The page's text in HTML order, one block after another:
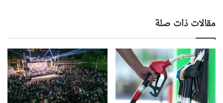
مقالات ذات صلة